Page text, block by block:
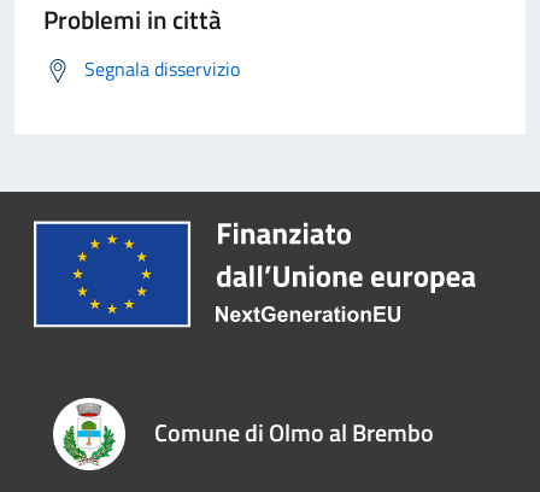
Problemi in città
Segnala disservizio
Comune di Olmo al Brembo